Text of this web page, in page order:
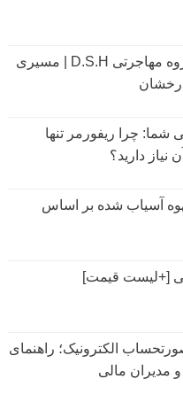
مهاجرت به آلمان با گروه مهاجرتی D.S.H | مسیری
شما: چرا ریفورمر تنها
دارید؟
آسیاب شده بر اساس
[+لیست قیمت]
الکترونیک؛ راهنمای
مدیران مالی